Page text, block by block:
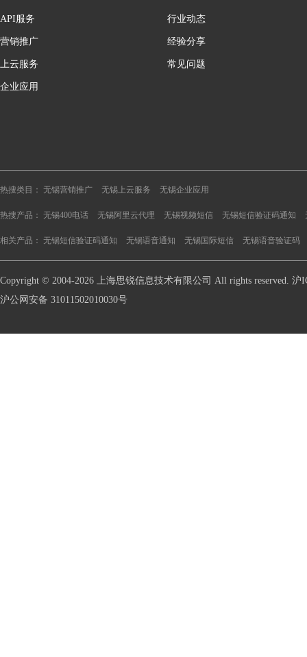
API服务
营销推广
上云服务
企业应用
行业动态
经验分享
常见问题
热搜类目： 无锡营销推广 无锡上云服务 无锡企业应用
热搜产品： 无锡400电话 无锡阿里云代理 无锡视频短信 无锡短信验证码通知
相关产品： 无锡短信验证码通知 无锡语音通知 无锡国际短信 无锡语音验证码
Copyright © 2004-2026 上海思锐信息技术有限公司 All rights reserved. 沪
沪公网安备 31011502010030号